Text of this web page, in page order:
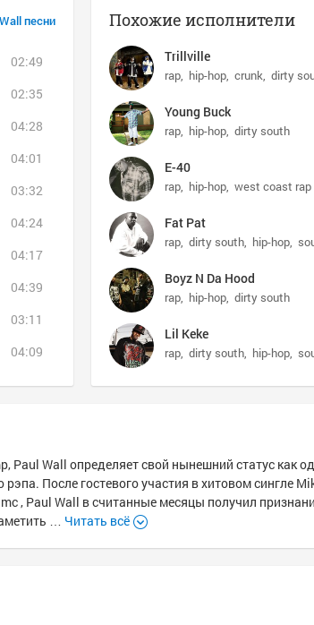
песни
02:49
02:35
04:28
04:01
03:32
04:24
04:17
04:39
03:11
04:09
Похожие исполнители
Trillville
rap hip-hop crunk dirty
Young Buck
rap hip-hop dirty south
E-40
rap hip-hop west coast rap
Fat Pat
rap dirty south hip-hop
Boyz N Da Hood
rap hip-hop dirty south
Lil Keke
rap dirty south hip-hop
Wall определяет свой нынешний статус как
После гостевого участия в хитовом сингле
, Paul Wall в считанные месяцы получил
… Читать всё